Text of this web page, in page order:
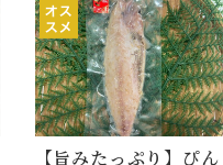
【旨みたっぷり】ぴん